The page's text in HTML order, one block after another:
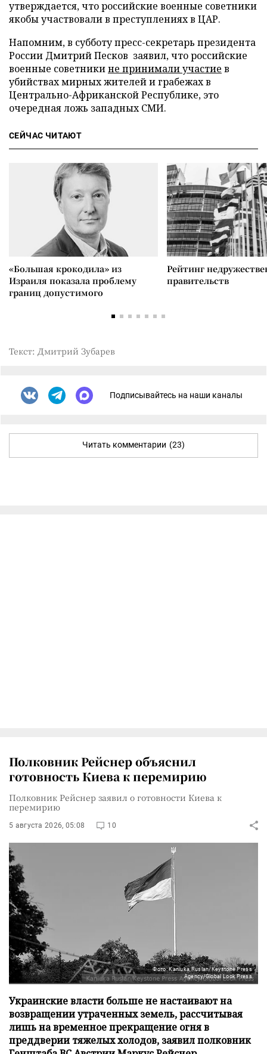
утверждается, что российские военные советники
якобы участвовали в преступлениях в ЦАР.
Напомним, в субботу пресс-секретарь президента
России Дмитрий Песков заявил, что российские
военные советникине принимали участие в
убийствах мирных жителей и грабежах в
Центрально-Африканской Республике, это
очередная ложь западных СМИ.
СЕЙЧАС ЧИТАЮТ
«Большая крокодила» из
Израиля показала проблему
границ допустимого
Рейтинг
правительств
Текст: Дмитрий Зубарев
Подписывайтесь на наши каналы
Читать комментарии (23)
Полковник Рейснер объяснил
готовность Киева к перемирию
Полковник Рейснер заявил о готовности Киева к
перемирию
5 августа 2026, 05:08 10
Фото: Kaniuka Ruslan/Keystone Press
Agency/Global Look Press
Украинские власти больше не настаивают на
возвращении утраченных земель, рассчитывая
лишь на временное прекращение огня в
преддверии тяжелых холодов, заявил полковник